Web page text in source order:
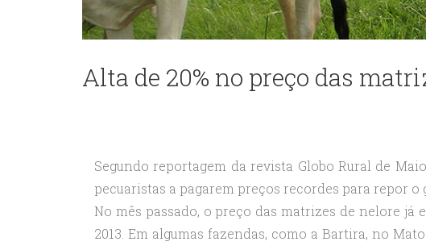
Alta de 20% no preço das
Segundo reportagem da revista Globo Rural de
pecuaristas a pagarem preços recordes para repor o
No mês passado, o preço das matrizes de nelore já
2013. Em algumas fazendas, como a Bartira, no